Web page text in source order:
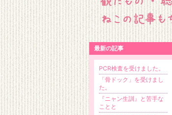
最新の記事
PCR検査を受けました。
「骨ドック」を受けまし
た。
『ニャン生訓』と苦手な
ことと